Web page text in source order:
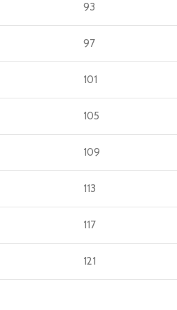
93
97
101
105
109
113
117
121